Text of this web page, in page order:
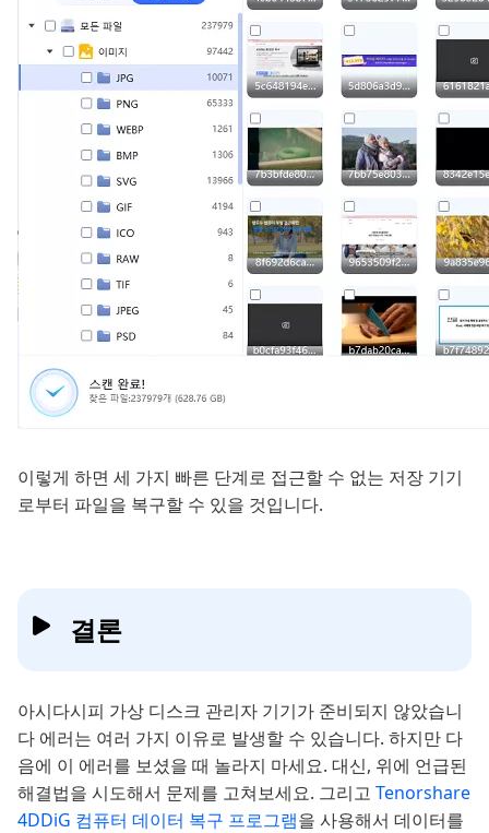
이렇게 하면 세 가지 빠른 단계로 접근할 수 없는 저장 기기
로부터 파일을 복구할 수 있을 것입니다.
결론
아시다시피 가상 디스크 관리자 기기가 준비되지 않았습니
다 에러는 여러 가지 이유로 발생할 수 있습니다. 하지만 다
음에 이 에러를 보셨을 때 놀라지 마세요. 대신, 위에 언급된
해결법을 시도해서 문제를 고쳐보세요. 그리고 Tenorshare
4DDiG 컴퓨터 데이터 복구 프로그램을 사용해서 데이터를